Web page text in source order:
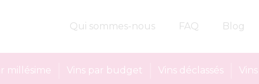
Qui sommes-nous FAQ Blog
millésime Vins par budget Vins déclassés